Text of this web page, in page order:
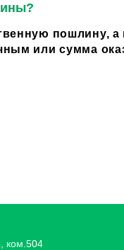
пошлину,
или сумма
ком.504